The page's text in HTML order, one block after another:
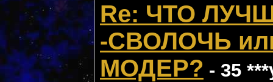
Re: ЧТО
-СВОЛОЧЬ
МОДЕР? - 35